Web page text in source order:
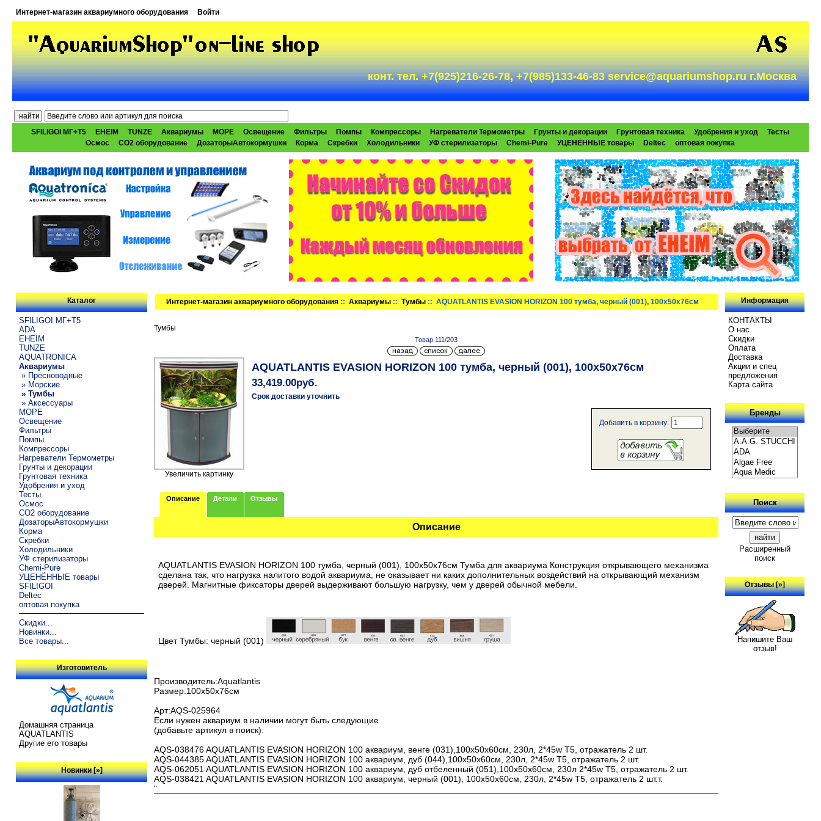
Интернет-магазин аквариумного оборудования Войти
конт. тел. +7(925)216-26-78, +7(985)133-46-83 service@aquariumshop.ru г.Москва
SFILIGOI МГ+Т5 EHEIM TUNZE Аквариумы МОРЕ Освещение Фильтры Помпы Компрессоры Нагреватели Термометры Грунты и декорации Грунтовая техника Удобрения и уход
Тесты
Осмос
CO2 оборудование ДозаторыАвтокормушки Корма Скребки Холодильники УФ стерилизаторы Chemi-Pure УЦЕНЁННЫЕ товары Deltec оптовая покупка
Каталог
SFILIGOI МГ+Т5
ADA
EHEIM
TUNZE
AQUATRONICA
Аквариумы
» Пресноводные
» Морские
» Тумбы
» Аксессуары
МОРЕ
Освещение
Фильтры
Помпы
Компрессоры
Нагреватели Термометры
Грунты и декорации
Грунтовая техника
Удобрения и уход
Тесты
Осмос
CO2 оборудование
ДозаторыАвтокормушки
Корма
Скребки
Холодильники
УФ стерилизаторы
Chemi-Pure
УЦЕНЁННЫЕ товары
SFILIGOI
Deltec
оптовая покупка
Скидки...
Новинки...
Все товары...
Изготовитель
Домашняя страница
AQUATLANTIS
Другие его товары
Новинки [»]
Интернет-магазин аквариумного оборудования ::Аквариумы ::Тумбы :: AQUATLANTIS EVASION HORIZON 100 тумба, черный (001), 100х50х76см
Тумбы
Товар 111/203
Увеличить картинку
AQUATLANTIS EVASION HORIZON 100 тумба, черный (001), 100х50х76см
33,419.00руб.
Срок доставки уточнить
Добавить в корзину:
Описание Детали Отзывы
Описание
AQUATLANTIS EVASION HORIZON 100 тумба, черный (001), 100х50х76см Тумба для аквариума Конструкция открывающего механизма
сделана так, что нагрузка налитого водой аквариума, не оказывает ни каких дополнительных воздействий на открывающий механизм
дверей. Магнитные фиксаторы дверей выдерживают большую нагрузку, чем у дверей обычной мебели.
Цвет Тумбы: черный (001)
Производитель:Aquatlantis
Размер:100х50х76см
Арт:AQS-025964
Если нужен аквариум в наличии могут быть следующие
(добавьте артикул в поиск):
AQS-038476 AQUATLANTIS EVASION HORIZON 100 аквариум, венге (031),100х50х60см, 230л, 2*45w T5, отражатель 2 шт.
AQS-044385 AQUATLANTIS EVASION HORIZON 100 аквариум, дуб (044),100х50х60см, 230л, 2*45w T5, отражатель 2 шт.
AQS-062051 AQUATLANTIS EVASION HORIZON 100 аквариум, дуб отбеленный (051),100х50х60см, 230л 2*45w T5, отражатель 2 шт.
AQS-038421 AQUATLANTIS EVASION HORIZON 100 аквариум, черный (001), 100х50х60см, 230л, 2*45w T5, отражатель 2 шт.т.
"
Информация
КОНТАКТЫ
О нас
Скидки
Oплатa
Доставка
Акции и спец
предложения
Карта сайта
Бренды
Поиск
Расширенный
поиск
Отзывы [»]
Напишите Ваш
отзыв!